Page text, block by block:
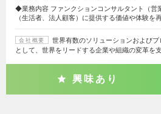
◆業務内容 ファンクションコンサルタント（営
（生活者、法人顧客）に提供する価値や体験を
会社概要
世界有数のソリューションおよび
として、世界をリードする企業や組織の変革を
興味あり